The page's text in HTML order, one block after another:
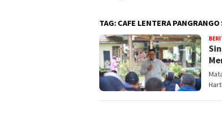
TAG: CAFE LENTERA